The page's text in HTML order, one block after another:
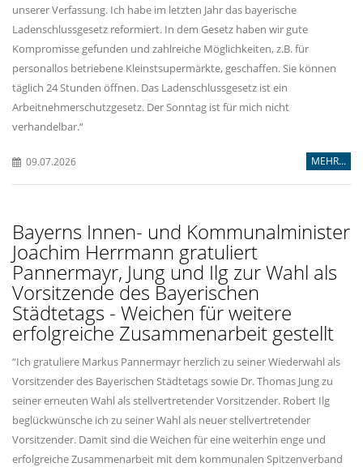
unserer Verfassung. Ich habe im letzten Jahr das bayerische
Ladenschlussgesetz reformiert. In dem Gesetz haben wir gute
Kompromisse gefunden und zahlreiche Möglichkeiten, z.B. für
personallos betriebene Kleinstsupermärkte, geschaffen. Sie können
täglich 24 Stunden öffnen. Das Ladenschlussgesetz ist ein
Arbeitnehmerschutzgesetz. Der Sonntag ist für mich nicht
verhandelbar.“
09.07.2026 MEHR...
Bayerns Innen- und Kommunalminister
Joachim Herrmann gratuliert
Pannermayr, Jung und Ilg zur Wahl als
Vorsitzende des Bayerischen
Städtetags - Weichen für weitere
erfolgreiche Zusammenarbeit gestellt
“Ich gratuliere Markus Pannermayr herzlich zu seiner Wiederwahl als
Vorsitzender des Bayerischen Städtetags sowie Dr. Thomas Jung zu
seiner erneuten Wahl als stellvertretender Vorsitzender. Robert Ilg
beglückwünsche ich zu seiner Wahl als neuer stellvertretender
Vorsitzender. Damit sind die Weichen für eine weiterhin enge und
erfolgreiche Zusammenarbeit mit dem kommunalen Spitzenverband